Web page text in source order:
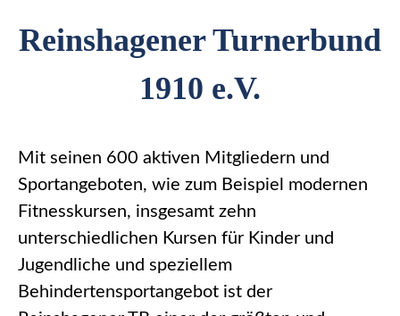
Reinshagener Turnerbund
1910 e.V.
Mit seinen 600 aktiven Mitgliedern und
Sportangeboten, wie zum Beispiel modernen
Fitnesskursen, insgesamt zehn
unterschiedlichen Kursen für Kinder und
Jugendliche und speziellem
Behindertensportangebot ist der